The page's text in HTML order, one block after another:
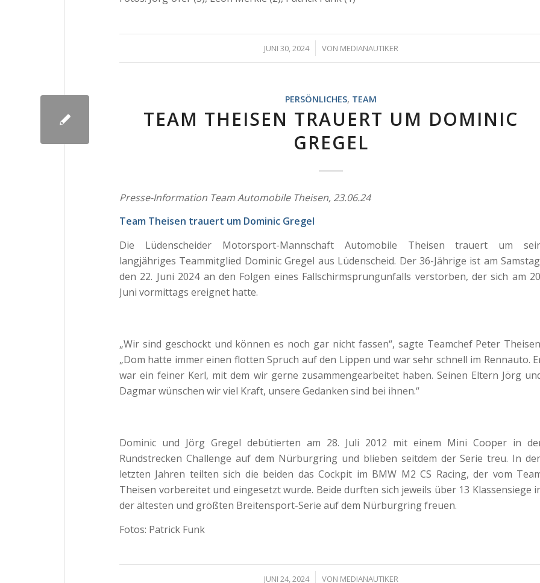
JUNI 30, 2024
/ VON MEDIANAUTIKER
PERSÖNLICHES, TEAM
TEAM THEISEN TRAUERT UM DOMINIC
GREGEL
Presse-Information Team Automobile Theisen, 23.06.24
Team Theisen trauert um Dominic Gregel
Die Lüdenscheider Motorsport-Mannschaft Automobile Theisen trauert um
langjähriges Teammitglied Dominic Gregel aus Lüdenscheid. Der 36-Jährige ist am
den 22. Juni 2024 an den Folgen eines Fallschirmsprungunfalls verstorben, der sich am
Juni vormittags ereignet hatte.
„Wir sind geschockt und können es noch gar nicht fassen“, sagte Teamchef Peter
„Dom hatte immer einen flotten Spruch auf den Lippen und war sehr schnell im Rennauto.
war ein feiner Kerl, mit dem wir gerne zusammengearbeitet haben. Seinen Eltern Jörg
Dagmar wünschen wir viel Kraft, unsere Gedanken sind bei ihnen.“
Dominic und Jörg Gregel debütierten am 28. Juli 2012 mit einem Mini Cooper in
Rundstrecken Challenge auf dem Nürburgring und blieben seitdem der Serie treu. In
letzten Jahren teilten sich die beiden das Cockpit im BMW M2 CS Racing, der vom
Theisen vorbereitet und eingesetzt wurde. Beide durften sich jeweils über 13 Klassensiege
der ältesten und größten Breitensport-Serie auf dem Nürburgring freuen.
Fotos: Patrick Funk
JUNI 24, 2024
/ VON MEDIANAUTIKER